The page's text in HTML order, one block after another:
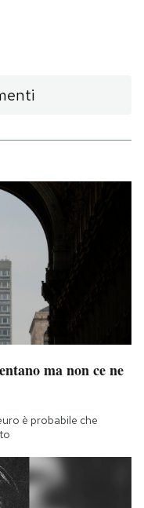
ma non ce ne
è probabile che